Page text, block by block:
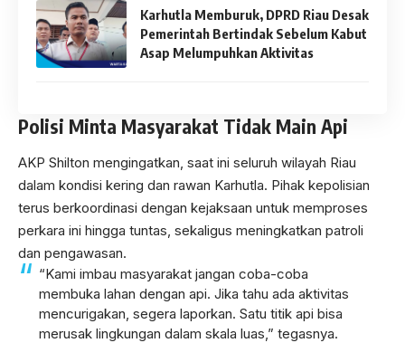
Karhutla Memburuk, DPRD Riau Desak
Pemerintah Bertindak Sebelum Kabut
Asap Melumpuhkan Aktivitas
Polisi Minta Masyarakat Tidak Main Api
AKP Shilton mengingatkan, saat ini seluruh wilayah Riau
dalam kondisi kering dan rawan Karhutla. Pihak kepolisian
terus berkoordinasi dengan kejaksaan untuk memproses
perkara ini hingga tuntas, sekaligus meningkatkan patroli
dan pengawasan.
“Kami imbau masyarakat jangan coba-coba
membuka lahan dengan api. Jika tahu ada aktivitas
mencurigakan, segera laporkan. Satu titik api bisa
merusak lingkungan dalam skala luas,” tegasnya.